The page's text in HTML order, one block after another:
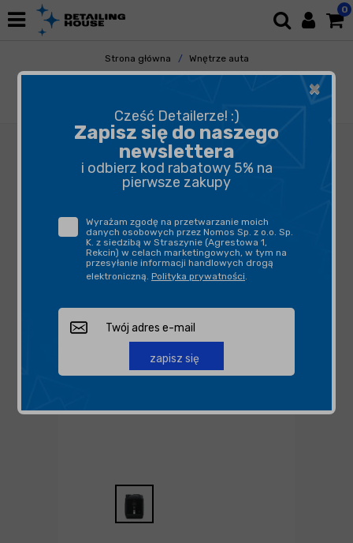
0
Strona główna
Wnętrze auta
Tapicerka i Dywaniki
Czyszczenie
×
Cześć Detailerze! :)
Zapisz się do naszego
newslettera
i odbierz kod rabatowy 5% na
pierwsze zakupy
Wyrażam zgodę na przetwarzanie moich
danych osobowych przez Nomos Sp. z o.o. Sp.
K. z siedzibą w Straszynie (Agrestowa 1,
Rekcin) w celach marketingowych, w tym na
przesyłanie informacji handlowych drogą
elektroniczną. Polityka prywatności.
zapisz się